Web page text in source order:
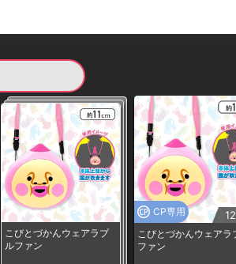
こびとづかんウェアラブ
ルファン
CP専用
こびとづかんウェアラ
ファン